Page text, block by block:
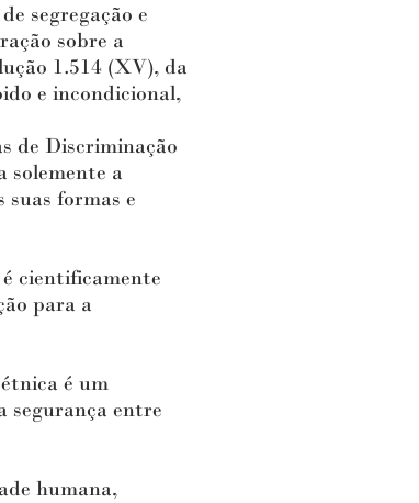
segregação e
sobre a
1.514 (XV), da
e incondicional,
de Discriminação
solemente a
formas e
cientificamente
para a
é um
segurança entre
humana,